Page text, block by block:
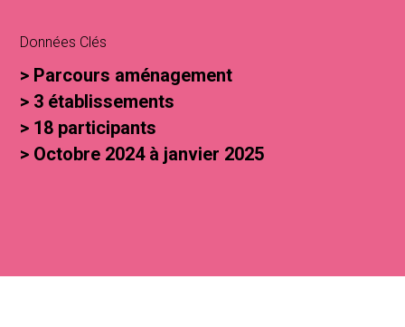
Données Clés
> Parcours aménagement
> 3 établissements
> 18 participants
> Octobre 2024 à janvier 2025